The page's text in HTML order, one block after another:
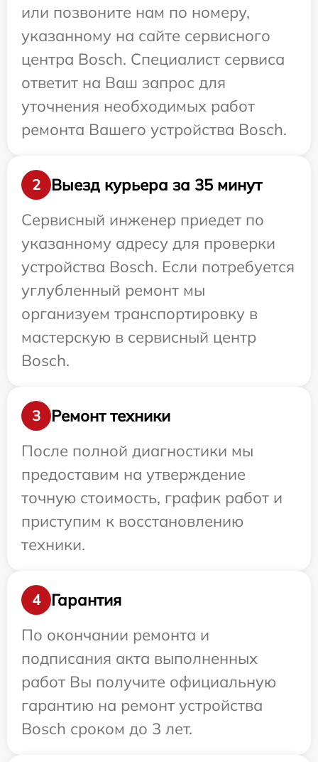
или позвоните нам по номеру,
указанному на сайте сервисного
центра Bosch. Специалист сервиса
ответит на Ваш запрос для
уточнения необходимых работ
ремонта Вашего устройства Bosch.
2
Выезд курьера за 35 минут
Сервисный инженер приедет по
указанному адресу для проверки
устройства Bosch. Если потребуется
углубленный ремонт мы
организуем транспортировку в
мастерскую в сервисный центр
Bosch.
3
Ремонт техники
После полной диагностики мы
предоставим на утверждение
точную стоимость, график работ и
приступим к восстановлению
техники.
4
Гарантия
По окончании ремонта и
подписания акта выполненных
работ Вы получите официальную
гарантию на ремонт устройства
Bosch сроком до 3 лет.